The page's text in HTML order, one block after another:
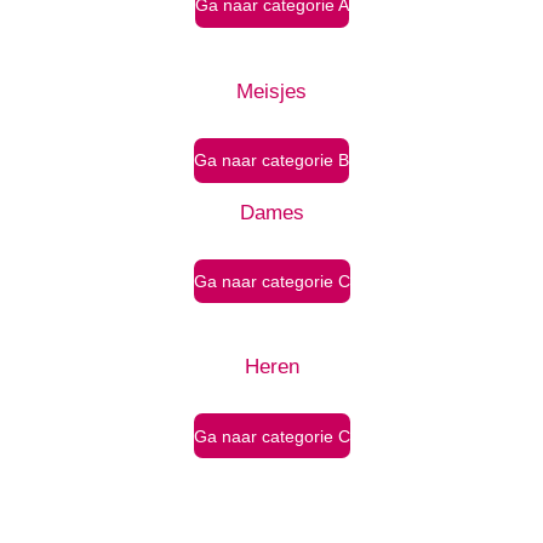
Ga naar categorie A
Meisjes
Ga naar categorie B
Dames
Ga naar categorie C
Heren
Ga naar categorie C